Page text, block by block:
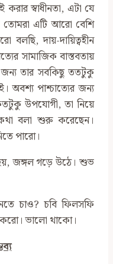
করার স্বাধীনতা, এটা যে
তোমরা এটি আরো বেশি
দায়-দায়িত্বহীন
সামাজিক বাস্তবতায়
তার সবকিছু ততটুকু
পাশ্চাত্যের জন্য
উপযোগী, তা নিয়ে
বলা শুরু করেছেন।
পারো।
জঙ্গল গড়ে উঠে। শুভ
চাও? চবি ফিলসফি
করো। ভালো থাকো।